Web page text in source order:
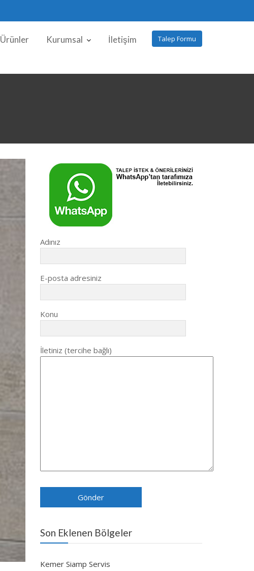
Talep Formu
Ürünler Kurumsal İletişim
Adınız
E-posta adresiniz
Konu
İletiniz (tercihe bağlı)
Son Eklenen Bölgeler
Kemer Siamp Servis